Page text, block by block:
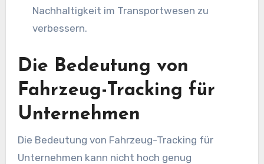
Nachhaltigkeit im Transportwesen zu
verbessern.
Die Bedeutung von
Fahrzeug-Tracking für
Unternehmen
Die Bedeutung von Fahrzeug-Tracking für
Unternehmen kann nicht hoch genug